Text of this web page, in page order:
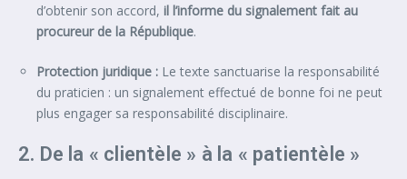
d’obtenir son accord, il l’informe du signalement fait au
procureur de la République.
Protection juridique : Le texte sanctuarise la responsabilité
du praticien : un signalement effectué de bonne foi ne peut
plus engager sa responsabilité disciplinaire.
2. De la « clientèle » à la « patientèle »